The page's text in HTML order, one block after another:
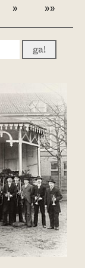
» »»
ga!